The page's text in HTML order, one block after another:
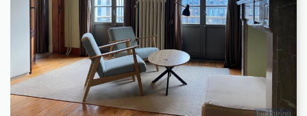
-
-
1
37 m²